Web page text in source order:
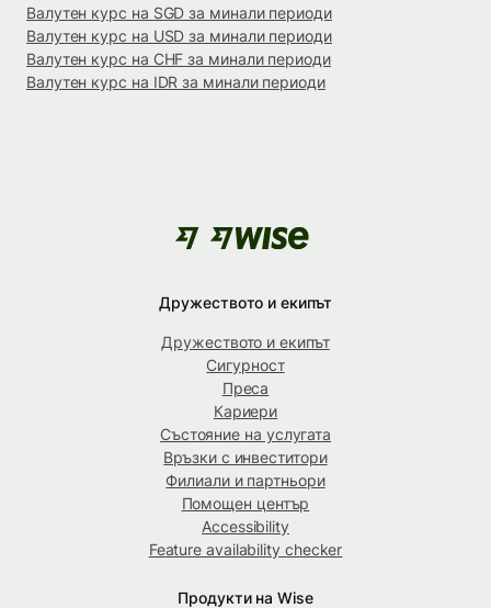
Валутен курс на SGD за минали периоди
Валутен курс на USD за минали периоди
Валутен курс на CHF за минали периоди
Валутен курс на IDR за минали периоди
Дружеството и екипът
Дружеството и екипът
Сигурност
Преса
Кариери
Състояние на услугата
Връзки с инвеститори
Филиали и партньори
Помощен център
Accessibility
Feature availability checker
Продукти на Wise